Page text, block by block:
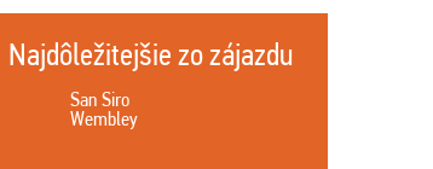
Najdôležitejšie zo zájazdu
San Siro
Wembley